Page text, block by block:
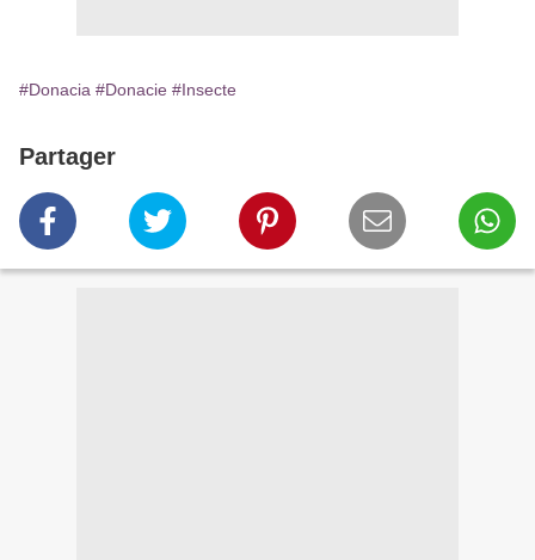
#Donacia #Donacie #Insecte
Partager